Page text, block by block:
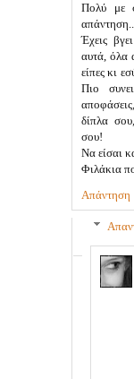
Πολύ με
Έχεις
αυτά, όλα
είπες κι
Πιο
δίπλα
σου!
Να είσαι
Φιλάκια
Απάντηση